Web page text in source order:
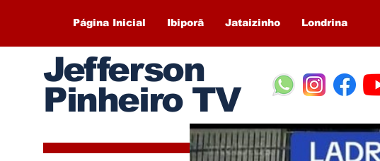
Página Inicial Ibiporã Jataizinho Londrina
Jefferson
Pinheiro TV